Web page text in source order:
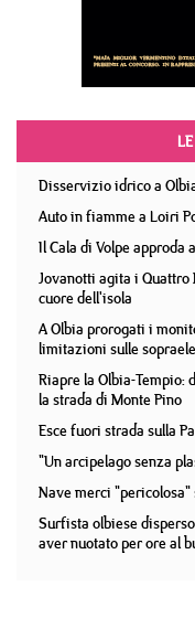
Disservizio idrico a
Auto in fiamme a Loiri
Il Cala di Volpe
Jovanotti agita i Quattro
cuore dell'isola
A Olbia prorogati i
limitazioni sulle
Riapre la Olbia-Tempio:
la strada di Monte Pino
Esce fuori strada sulla
"Un arcipelago senza
Nave merci "pericolosa"
Surfista olbiese
aver nuotato per ore al